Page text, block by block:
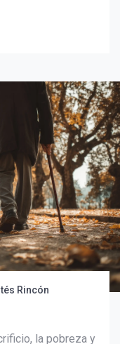
obstáculos físicos
en California.
Rincón
la pobreza y